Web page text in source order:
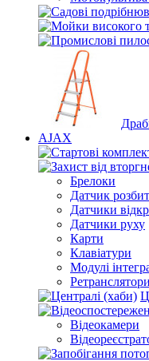
AJAX
Брелоки
Датчик
Датчики
Датчики руху
Карти
Клавіатури
Модулі
Відеокамери